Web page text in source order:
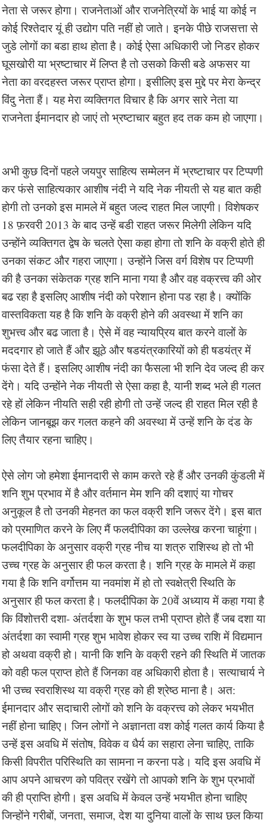
नेता से जरूर होगा। राजनेताओं और राजनेत्रियों के भाई या कोई न
कोई रिश्तेदार यूं ही उद्योग पति नहीं हो जाते। इनके पीछे राजसत्ता से
जुडे लोगों का बडा हाथ होता है। कोई ऐसा अधिकारी जो निडर होकर
घूसखोरी या भ्रष्टाचार में लिप्त है तो उसको किसी बडे अफसर या
नेता का वरदहस्त जरूर प्राप्त होगा। इसीलिए इस मुद्दे पर मेरा केन्द्र
विंदु नेता हैं। यह मेरा व्यक्तिगत विचार है कि अगर सारे नेता या
राजनेता ईमानदार हो जाएं तो भ्रष्टाचार बहुत हद तक कम हो जाएगा।
अभी कुछ दिनों पहले जयपुर साहित्य सम्मेलन में भ्रष्टाचार पर टिप्पणी
कर फंसे साहित्यकार आशीष नंदी ने यदि नेक नीयती से यह बात कही
होगी तो उनको इस मामले में बहुत जल्द राहत मिल जाएगी। विशेषकर
18 फ़रवरी 2013 के बाद उन्हें बडी राहत जरूर मिलेगी लेकिन यदि
उन्होंने व्यक्तिगत द्वेष के चलते ऐसा कहा होगा तो शनि के वक्री होते ही
उनका संकट और गहरा जाएगा। उन्होंने जिस वर्ग विशेष पर टिप्पणी
की है उनका संकेतक ग्रह शनि माना गया है और वह वक्रत्त्व की ओर
बढ रहा है इसलिए आशीष नंदी को परेशान होना पड रहा है। क्योंकि
वास्तविकता यह है कि शनि के वक्री होने की अवस्था में शनि का
शुभत्त्व और बढ जाता है। ऐसे में वह न्यायप्रिय बात करने वालों के
मददगार हो जाते हैं और झूठे और षडयंत्रकारियों को ही षडयंत्र में
फंसा देते हैं। इसलिए आशीष नंदी का फैसला भी शनि देव जल्द ही कर
देंगे। यदि उन्होंने नेक नीयती से ऐसा कहा है, यानी शब्द भले ही गलत
रहे हों लेकिन नीयति सही रही होगी तो उन्हें जल्द ही राहत मिल रही है
लेकिन जानबूझ कर गलत कहने की अवस्था में उन्हें शनि के दंड के
लिए तैयार रहना चाहिए।
ऐसे लोग जो हमेशा ईमानदारी से काम करते रहे हैं और उनकी कुंडली में
शनि शुभ प्रभाव में है और वर्तमान मेम शनि की दशाएं या गोचर
अनुकूल है तो उनकी मेहनत का फल वक्री शनि जरूर देंगे। इस बात
को प्रमाणित करने के लिए मैं फलदीपिका का उल्लेख करना चाहूंगा।
फलदीपिका के अनुसार वक्री ग्रह नीच या शत्रु राशिस्थ हो तो भी
उच्च ग्रह के अनुसार ही फल करता है। शनि ग्रह के मामले में कहा
गया है कि शनि वर्गोत्तम या नवमांश में हो तो स्वक्षेत्री स्थिति के
अनुसार ही फल करता है। फलदीपिका के 20वें अध्याय में कहा गया है
कि विंशोत्तरी दशा- अंतर्दशा के शुभ फल तभी प्राप्त होते हैं जब दशा या
अंतर्दशा का स्वामी ग्रह शुभ भावेश होकर स्व या उच्च राशि में विद्यमान
हो अथवा वक्री हो। यानी कि शनि के वक्री रहने की स्थिति में जातक
को वही फल प्राप्त होते हैं जिनका वह अधिकारी होता है। सत्याचार्य ने
भी उच्च स्वराशिस्थ या वक्री ग्रह को ही श्रेष्ठ माना है। अत:
ईमानदार और सदाचारी लोगों को शनि के वक्रत्त्व को लेकर भयभीत
नहीं होना चाहिए। जिन लोगों ने अज्ञानता वश कोई गलत कार्य किया है
उन्हें इस अवधि में संतोष, विवेक व धैर्य का सहारा लेना चाहिए, ताकि
किसी विपरीत परिस्थिति का सामना न करना पडे। यदि इस अवधि में
आप अपने आचरण को पवित्र रखेंगे तो आपको शनि के शुभ प्रभावों
की ही प्राप्ति होगी। इस अवधि में केवल उन्हें भयभीत होना चाहिए
जिन्होंने गरीबों, जनता, समाज, देश या दुनिया वालों के साथ छल किया